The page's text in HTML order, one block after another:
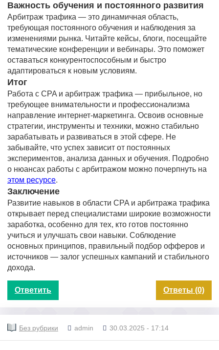
Важность обучения и постоянного развития
Арбитраж трафика — это динамичная область,
требующая постоянного обучения и наблюдения за
изменениями рынка. Читайте кейсы, блоги, посещайте
тематические конференции и вебинары. Это поможет
оставаться конкурентоспособным и быстро
адаптироваться к новым условиям.
Итог
Работа с CPA и арбитраж трафика — прибыльное, но
требующее внимательности и профессионализма
направление интернет-маркетинга. Освоив основные
стратегии, инструменты и техники, можно стабильно
зарабатывать и развиваться в этой сфере. Не
забывайте, что успех зависит от постоянных
экспериментов, анализа данных и обучения. Подробно
о нюансах работы с арбитражом можно почерпнуть на
этом ресурсе.
Заключение
Развитие навыков в области CPA и арбитража трафика
открывает перед специалистами широкие возможности
заработка, особенно для тех, кто готов постоянно
учиться и улучшать свои навыки. Соблюдение
основных принципов, правильный подбор офферов и
источников — залог успешных кампаний и стабильного
дохода.
Ответить Ответы (0)
Без рубрики admin 30.03.2025 - 17:14